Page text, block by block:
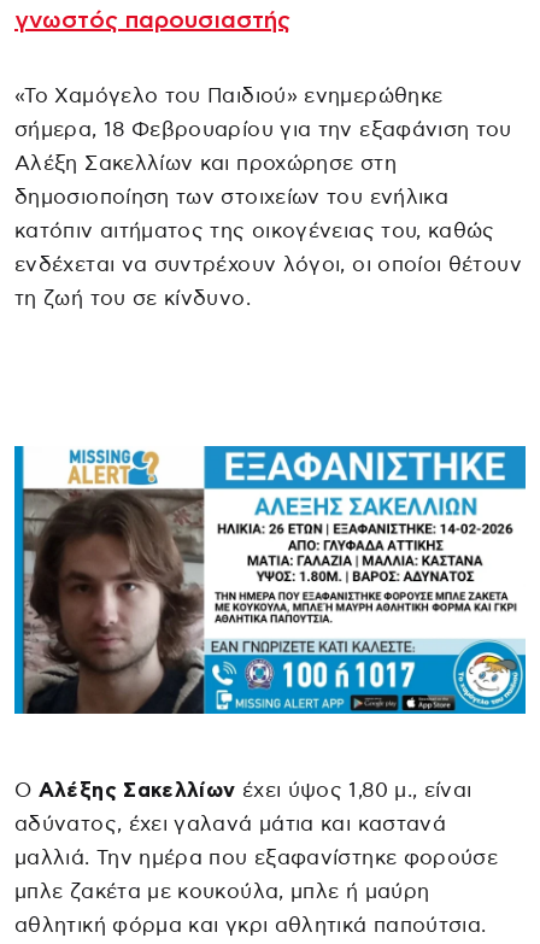
γνωστός παρουσιαστής
«Το Χαμόγελο του Παιδιού» ενημερώθηκε
σήμερα, 18 Φεβρουαρίου για την εξαφάνιση του
Αλέξη Σακελλίων και προχώρησε στη
δημοσιοποίηση των στοιχείων του ενήλικα
κατόπιν αιτήματος της οικογένειας του, καθώς
ενδέχεται να συντρέχουν λόγοι, οι οποίοι θέτουν
τη ζωή του σε κίνδυνο.
Ο Αλέξης Σακελλίων έχει ύψος 1,80 μ., είναι
αδύνατος, έχει γαλανά μάτια και καστανά
μαλλιά. Την ημέρα που εξαφανίστηκε φορούσε
μπλε ζακέτα με κουκούλα, μπλε ή μαύρη
αθλητική φόρμα και γκρι αθλητικά παπούτσια.